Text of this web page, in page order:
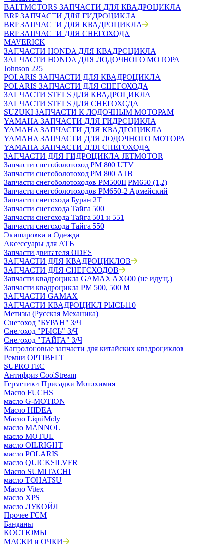
BALTMOTORS ЗАПЧАСТИ ДЛЯ КВАДРОЦИКЛА
BRP ЗАПЧАСТИ ДЛЯ ГИДРОЦИКЛА
BRP ЗАПЧАСТИ ДЛЯ КВАДРОЦИКЛА
BRP ЗАПЧАСТИ ДЛЯ СНЕГОХОДА
MAVERICK
ЗАПЧАСТИ HONDA ДЛЯ КВАДРОЦИКЛА
ЗАПЧАСТИ HONDA ДЛЯ ЛОДОЧНОГО МОТОРА
Johnson 225
POLARIS ЗАПЧАСТИ ДЛЯ КВАДРОЦИКЛА
POLARIS ЗАПЧАСТИ ДЛЯ СНЕГОХОДА
ЗАПЧАСТИ STELS ДЛЯ КВАДРОЦИКЛА
ЗАПЧАСТИ STELS ДЛЯ СНЕГОХОДА
SUZUKI ЗАПЧАСТИ К ЛОДОЧНЫМ МОТОРАМ
YAMAHA ЗАПЧАСТИ ДЛЯ ГИДРОЦИКЛА
YAMAHA ЗАПЧАСТИ ДЛЯ КВАДРОЦИКЛА
YAMAHA ЗАПЧАСТИ ДЛЯ ЛОДОЧНОГО МОТОРА
YAMAHA ЗАПЧАСТИ ДЛЯ СНЕГОХОДА
ЗАПЧАСТИ ДЛЯ ГИДРОЦИКЛА JETMOTOR
Запчасти снегоболотоход РМ 800 UTV
Запчасти снегоболотоход РМ 800 АТВ
Запчасти снегоболотоходов РМ500II,РМ650 (1,2)
Запчасти снегоболотоходов РМ650-2 Армейский
Запчасти снегохода Буран 2Т
Запчасти снегохода Тайга 500
Запчасти снегохода Тайга 501 и 551
Запчасти снегохода Тайга 550
Экипировка и Одежда
Аксессуары для АТВ
Запчасти двигателя ODES
ЗАПЧАСТИ ДЛЯ КВАДРОЦИКЛОВ
ЗАПЧАСТИ ДЛЯ СНЕГОХОДОВ
Запчасти квадроцикла GAMAX AX600 (не идущ.)
Запчасти квадроцикла РМ 500, 500 М
ЗАПЧАСТИ GAMAX
ЗАПЧАСТИ КВАДРОЦИКЛ РЫСЬ110
Метизы (Русская Механика)
Снегоход "БУРАН" З/Ч
Снегоход "РЫСЬ" З/Ч
Снегоход "ТАЙГА" З/Ч
Капролоновые запчасти для китайских квадроциклов
Ремни OPTIBELT
SUPROTEC
Антифриз CoolStream
Герметики Присадки Мотохимия
Масло FUCHS
масло G-MOTION
Масло HIDEA
Масло LiquiMoly
масло MANNOL
масло MOTUL
масло OILRIGHT
масло POLARIS
масло QUICKSILVER
Масло SUMITACHI
масло TOHATSU
Масло Vitex
масло XPS
масло ЛУКОЙЛ
Прочее ГСМ
Банданы
КОСТЮМЫ
МАСКИ и ОЧКИ